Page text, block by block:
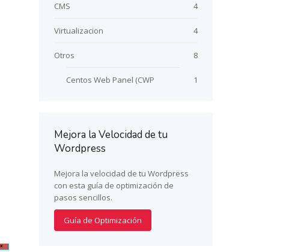
CMS 4
Virtualizacion 4
Otros 8
Centos Web Panel (CWP 1
Mejora la Velocidad de tu
Wordpress
Mejora la velocidad de tu Wordpress
con esta guía de optimización de
pasos sencillos.
Guía de Optimización